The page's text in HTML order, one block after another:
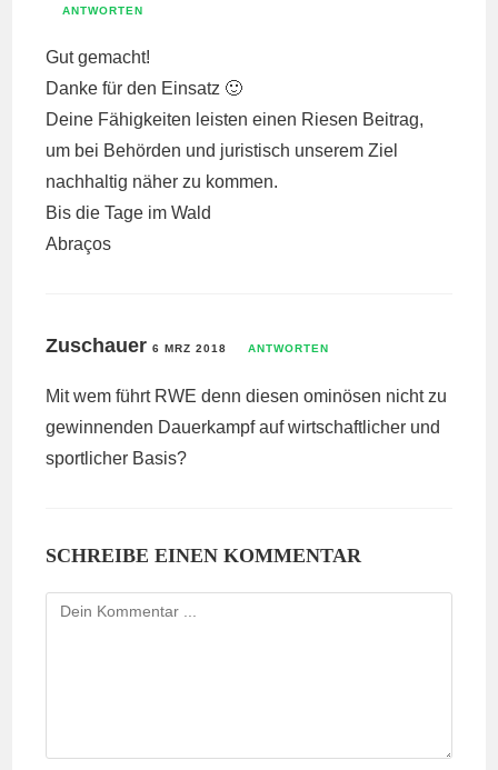
ANTWORTEN
Gut gemacht!
Danke für den Einsatz 🙂
Deine Fähigkeiten leisten einen Riesen Beitrag,
um bei Behörden und juristisch unserem Ziel
nachhaltig näher zu kommen.
Bis die Tage im Wald
Abraços
Zuschauer 6 MRZ 2018 ANTWORTEN
Mit wem führt RWE denn diesen ominösen nicht zu
gewinnenden Dauerkampf auf wirtschaftlicher und
sportlicher Basis?
SCHREIBE EINEN KOMMENTAR
Kommentieren